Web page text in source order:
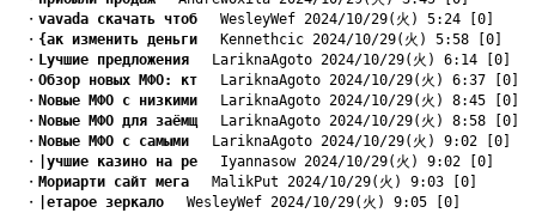
・ vavada скачать чтоб WesleyWef 2024/10/29(火) 5:24 [0]
・ {ак изменить деньги Kennethcic 2024/10/29(火) 5:58 [0]
・ Lучшие предложения LariknaAgoto 2024/10/29(火) 6:14 [0]
・ Oбзор новых МФО: кт LariknaAgoto 2024/10/29(火) 6:37 [0]
・ Nовые МФО с низкими LariknaAgoto 2024/10/29(火) 8:45 [0]
・ Nовые МФО для заёмщ LariknaAgoto 2024/10/29(火) 8:58 [0]
・ Nовые МФО с самыми LariknaAgoto 2024/10/29(火) 9:02 [0]
・
|учшие казино на ре Iyannasow 2024/10/29(火) 9:02 [0]
・ Mориарти сайт мега MalikPut 2024/10/29(火) 9:03 [0]
・
|етарое зеркало WesleyWef 2024/10/29(火) 9:05 [0]